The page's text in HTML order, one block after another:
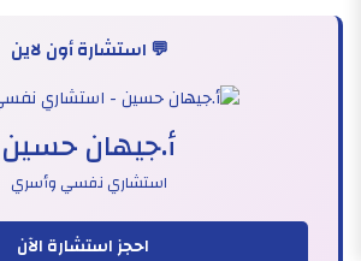
💬 استشارة أون لاين
أ.جيهان حسين
استشاري نفسي وأسري
احجز استشارة الآن